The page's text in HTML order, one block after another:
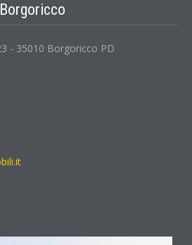
- 35010 Borgoricco PD